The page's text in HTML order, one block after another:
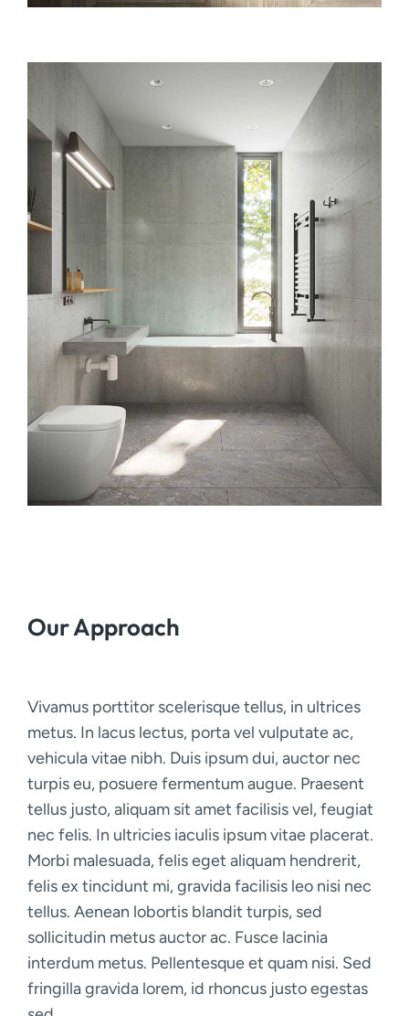
Our Approach
Vivamus porttitor scelerisque tellus, in ultrices
metus. In lacus lectus, porta vel vulputate ac,
vehicula vitae nibh. Duis ipsum dui, auctor nec
turpis eu, posuere fermentum augue. Praesent
tellus justo, aliquam sit amet facilisis vel, feugiat
nec felis. In ultricies iaculis ipsum vitae placerat.
Morbi malesuada, felis eget aliquam hendrerit,
felis ex tincidunt mi, gravida facilisis leo nisi nec
tellus. Aenean lobortis blandit turpis, sed
sollicitudin metus auctor ac. Fusce lacinia
interdum metus. Pellentesque et quam nisi. Sed
fringilla gravida lorem, id rhoncus justo egestas